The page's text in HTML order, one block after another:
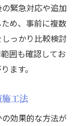
緊急対応や追加
め、事前に複数
っかり比較検討
囲も確認してお
ます。
工法
効果的な方法が